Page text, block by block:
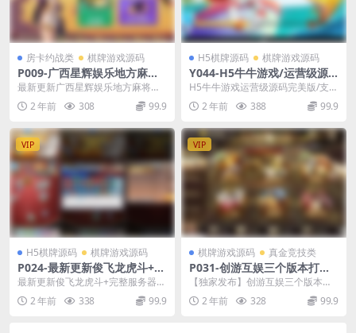
房卡约战类 棋牌游戏源码
P009-广西星辉娱乐地方麻将
字牌十三水房卡俱乐部大联盟
最新更新广西星辉娱乐地方麻将字
牌房卡俱乐部大联盟源码 这个是和
朋友换的，源码换源...
2 年前 308 99.9
H5棋牌源码 棋牌游戏源码
Y044-H5牛牛游戏/运营级源
码完美版/支付修复对接带机器
人功能/增加代理推广功能
H5牛牛游戏运营级源码完美版/支付
修复对接带机器人功能/增加代理推
广功能 首个H...
2 年前 388 99.9
VIP
H5棋牌源码 棋牌游戏源码
P024-最新更新俊飞龙虎斗+完
整服务器打包+完整运营+非士
兵改版垃圾货+搭建教程
最新更新俊飞龙虎斗+完整服务器打
包+完整运营+非士兵改版垃圾货
+完整全套图文搭建...
2 年前 338 99.9
VIP
棋牌游戏源码 真金竞技类
P031-创游互娱三个版本打包
合集/爽歪歪+银河国际+全民
娱乐服务器打包版本+完整数
据
【独家发布】创游互娱三个版本打
包合集，爽歪歪+银河国际+全民娱
乐，服务器打包版本...
2 年前 328 99.9